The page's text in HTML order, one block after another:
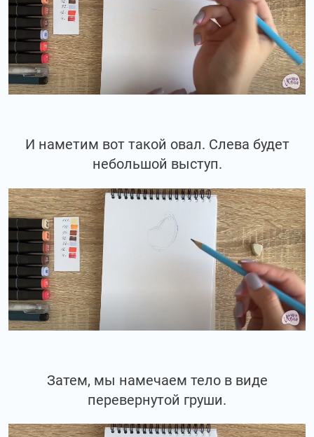
И наметим вот такой овал. Слева будет
небольшой выступ.
Затем, мы намечаем тело в виде
перевернутой груши.